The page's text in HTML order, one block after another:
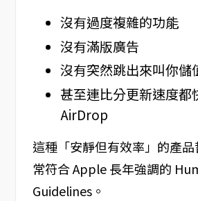
沒有過度複雜的功能
沒有滿版廣告
沒有突然跳出來叫你儲
甚至連比分更新速度都
AirDrop
這種「安靜但有效率」的產
常符合 Apple 長年強調的
Guidelines。